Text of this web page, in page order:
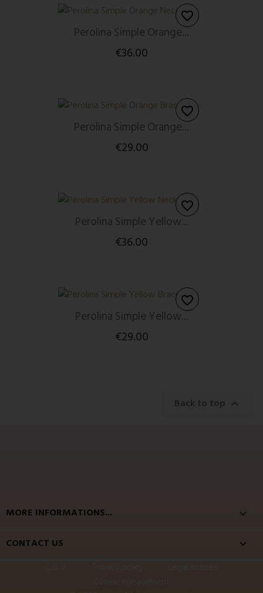
Perolina Simple Orange...
€36.00
favorite_border
Perolina Simple Orange...
€29.00
favorite_border
Perolina Simple Yellow...
€36.00
favorite_border
Perolina Simple Yellow...
€29.00
favorite_border
Back to top 
MORE INFORMATIONS... 
CONTACT US keyboard_arrow_down